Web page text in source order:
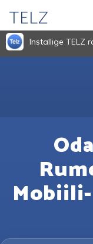
TELZ
Installige TELZ